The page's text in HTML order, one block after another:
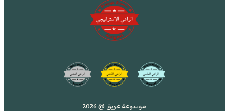
موسوعة عريق @ 2026